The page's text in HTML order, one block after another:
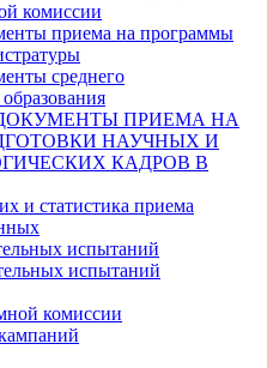
комиссии
приема на программы
среднего
ПРИЕМА НА
НАУЧНЫХ И
КАДРОВ В
и статистика приема
испытаний
испытаний
комиссии